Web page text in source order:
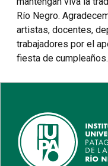
Río Negro.
artistas, docentes,
trabajadores por el
fiesta de cumpleaños.